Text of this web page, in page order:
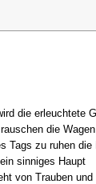
die erleuchtete
die Wagen
Tags zu ruhen die
sinniges Haupt
von Trauben und